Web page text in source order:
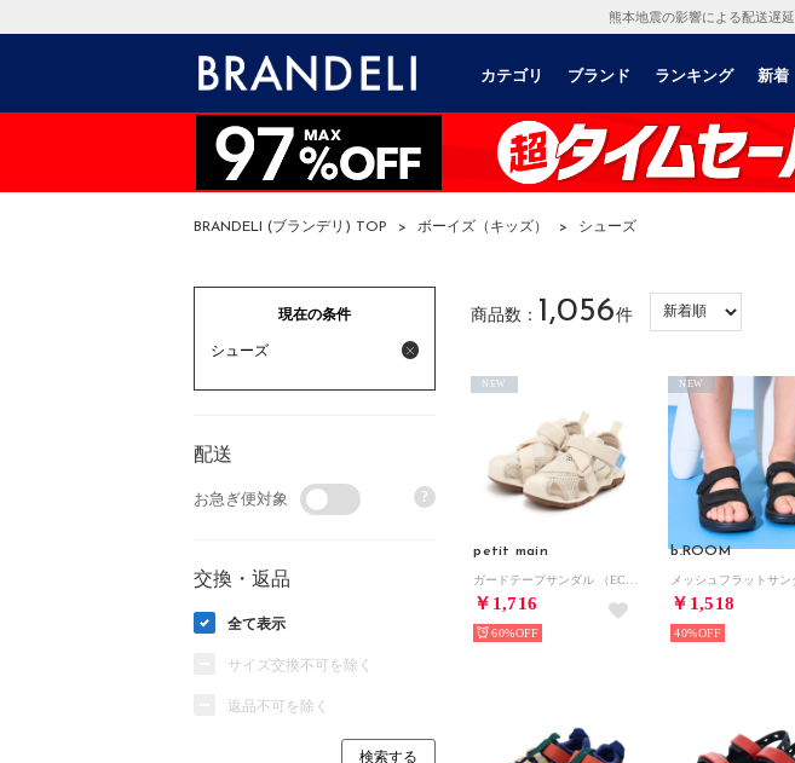
熊本地震の影響による配送遅延
カテゴリ ブランド ランキング 新着
BRANDELI (ブランデリ) TOP > ボーイズ（キッズ） > シューズ
現在の条件
シューズ
配送
お急ぎ便対象 ?
交換・返品
全て表示
サイズ交換不可を除く
返品不可を除く
商品数： 1,056件
petit main
￥1,716
NEW
60%
b.ROOM
￥1,518
NEW
40%